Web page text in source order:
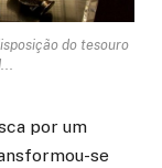
do tesouro
por um
se